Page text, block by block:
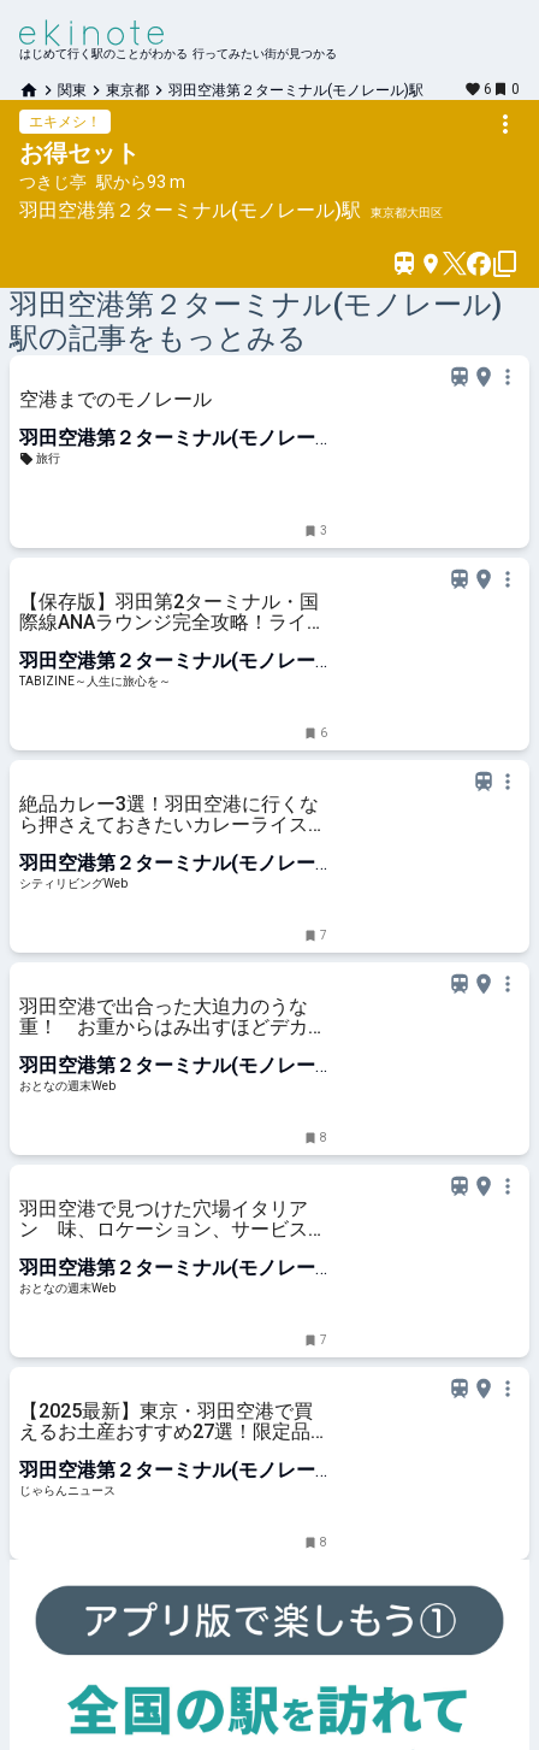
はじめて行く駅のことがわかる 行ってみたい街が見つかる
関東 東京都 羽田空港第２ターミナル(モノレール)駅 6
0
エキメシ！
お得セット
つきじ亭 駅から93 m
羽田空港第２ターミナル(モノレール)駅 東京都大田区
羽田空港第２ターミナル(モノレール)
駅の記事をもっとみる
空港までのモノレール
羽田空港第２ターミナル(モノレー
ル)駅
旅行
3
【保存版】羽田第2ターミナル・国
際線ANAラウンジ完全攻略！ライブ
生に旅心を～
羽田空港第２ターミナル(モノレー
ル)駅
TABIZINE～人生に旅心を～
6
絶品カレー3選！羽田空港に行くな
ら押さえておきたいカレーライス、
羽田空港第２ターミナル(モノレー
ル)駅
シティリビングWeb
7
羽田空港で出合った大迫力のうな
重！ お重からはみ出すほどデカい
羽田空港第２ターミナル(モノレー
ル)駅
おとなの週末Web
8
羽田空港で見つけた穴場イタリア
ン 味、ロケーション、サービスす
羽田空港第２ターミナル(モノレー
ル)駅
おとなの週末Web
7
【2025最新】東京・羽田空港で買
えるお土産おすすめ27選！限定品
ース
羽田空港第２ターミナル(モノレー
ル)駅
じゃらんニュース
8